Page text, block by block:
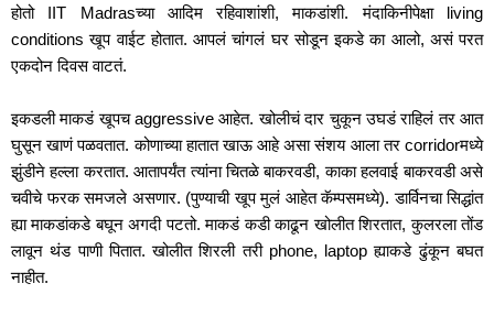
होतो IIT Madrasच्या आदिम रहिवाशांशी, माकडांशी. मंदाकिनीपेक्षा living
conditions खूप वाईट होतात. आपलं चांगलं घर सोडून इकडे का आलो, असं परत
एकदोन दिवस वाटतं.
इकडली माकडं खूपच aggressive आहेत. खोलीचं दार चुकून उघडं राहिलं तर आत
घुसून खाणं पळवतात. कोणाच्या हातात खाऊ आहे असा संशय आला तर corridorमध्ये
झुंडीने हल्ला करतात. आतापर्यंत त्यांना चितळे बाकरवडी, काका हलवाई बाकरवडी असे
चवीचे फरक समजले असणार. (पुण्याची खूप मुलं आहेत कॅम्पसमध्ये). डार्विनचा सिद्धांत
ह्या माकडांकडे बघून अगदी पटतो. माकडं कडी काढून खोलीत शिरतात, कुलरला तोंड
लावून थंड पाणी पितात. खोलीत शिरली तरी phone, laptop ह्याकडे ढुंकून बघत
नाहीत.